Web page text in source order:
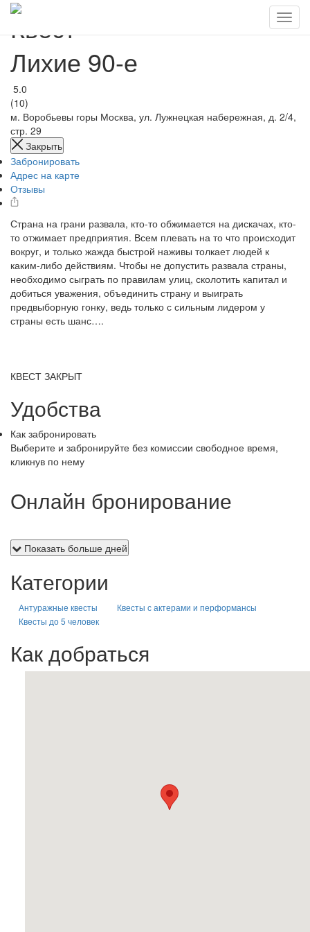
Квест
Лихие 90-е
5.0
(10)
м. Воробьевы горы Москва, ул. Лужнецкая набережная, д. 2/4,
стр. 29
Закрыть
Забронировать
Адрес на карте
Отзывы
Страна на грани развала, кто-то обжимается на дискачах, кто-
то отжимает предприятия. Всем плевать на то что происходит
вокруг, и только жажда быстрой наживы толкает людей к
каким-либо действиям. Чтобы не допустить развала страны,
необходимо сыграть по правилам улиц, сколотить капитал и
добиться уважения, объединить страну и выиграть
предвыборную гонку, ведь только с сильным лидером у
страны есть шанс….
КВЕСТ ЗАКРЫТ
Удобства
Как забронировать
Выберите и забронируйте без комиссии свободное время,
кликнув по нему
Онлайн бронирование
Показать больше дней
Категории
Антуражные квесты
Квесты с актерами и перформансы
Квесты до 5 человек
Как добраться